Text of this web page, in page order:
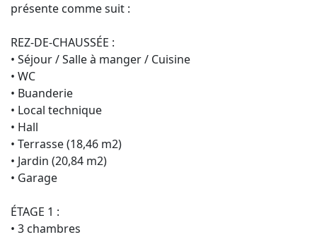
présente comme suit :
REZ-DE-CHAUSSÉE :
• Séjour / Salle à manger / Cuisine
• WC
• Buanderie
• Local technique
• Hall
• Terrasse (18,46 m2)
• Jardin (20,84 m2)
• Garage
ÉTAGE 1 :
• 3 chambres